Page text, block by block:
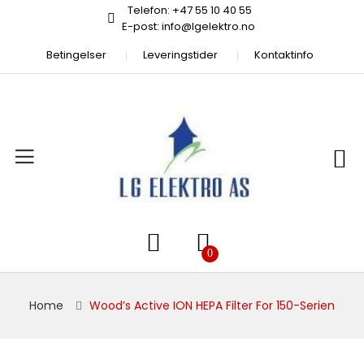
Telefon: +47 55 10 40 55
E-post: info@lgelektro.no
Betingelser
Leveringstider Kontaktinfo
Home Wood’s Active ION HEPA Filter For 150-Serien